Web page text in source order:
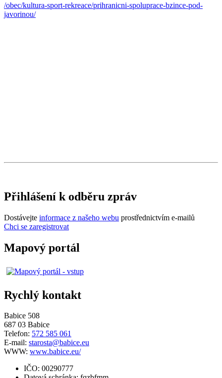
/obec/kultura-sport-rekreace/prihranicni-spoluprace-bzince-pod-
javorinou/
Přihlášení k odběru zpráv
Dostávejte informace z našeho webu prostřednictvím e-mailů
Chci se zaregistrovat
Mapový portál
Rychlý kontakt
Babice 508
687 03 Babice
Telefon: 572 585 061
E-mail: starosta@babice.eu
WWW: www.babice.eu/
IČO: 00290777